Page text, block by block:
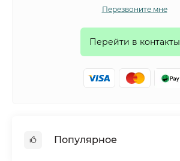
Перезвоните мне
Перейти в контакты
Популярное